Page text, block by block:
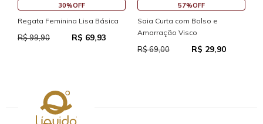
30%OFF
Regata Feminina Lisa Básica
R$ 99,90 R$ 69,93
57%OFF
Saia Curta com Bolso e
Amarração Visco
R$ 69,00 R$ 29,90